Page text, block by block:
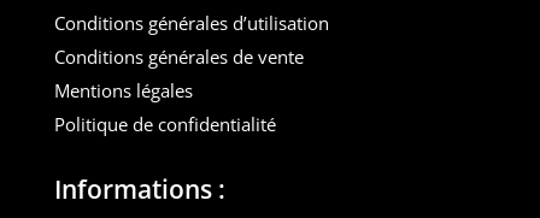
Conditions générales d’utilisation
Conditions générales de vente
Mentions légales
Politique de confidentialité
Informations :